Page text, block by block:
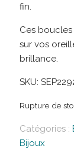
fin.
Ces
sur vos
brillance.
SKU:
Rupture de
Catégories :
Bijoux